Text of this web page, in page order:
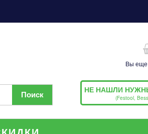
Вы еще
НЕ НАШЛИ
(Festool,